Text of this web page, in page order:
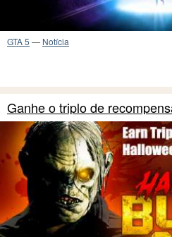
GTA 5 — Notícia
Ganhe o triplo de